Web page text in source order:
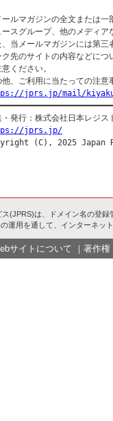
ールマガジンの全文または一
ースグループ、他のメディ
、当メールマガジンには第
ク先のサイトの内容などに
ください。
jprs.jp/mail/
jprs.jp/
(JPRS)は、ドメイン名の登録
運用を通して、インターネッ
サイトについて ｜ 著作権